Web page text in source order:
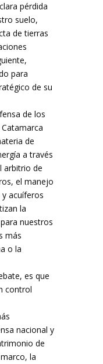
pérdida
suelo,
de tierras
para
de su
de los
de
a través
arbitrio de
el manejo
acuíferos
la
nuestros
más
o la
es que
control
nacional y
de
la